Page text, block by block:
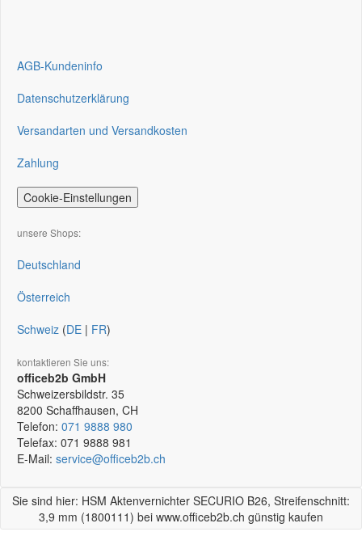
AGB-Kundeninfo
Datenschutzerklärung
Versandarten und Versandkosten
Zahlung
Cookie-Einstellungen
unsere Shops:
Deutschland
Österreich
Schweiz (DE | FR)
kontaktieren Sie uns:
officeb2b GmbH
Schweizersbildstr. 35
8200 Schaffhausen, CH
Telefon: 071 9888 980
Telefax: 071 9888 981
E-Mail: service@officeb2b.ch
Sie sind hier: HSM Aktenvernichter SECURIO B26, Streifenschnitt:
3,9 mm (1800111) bei www.officeb2b.ch günstig kaufen